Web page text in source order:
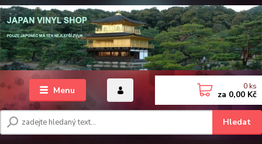
Menu
Hledat
0 ks
za 0,00 Kč